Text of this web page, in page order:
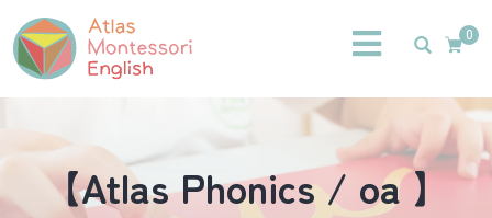
0
【Atlas Phonics / oa 】